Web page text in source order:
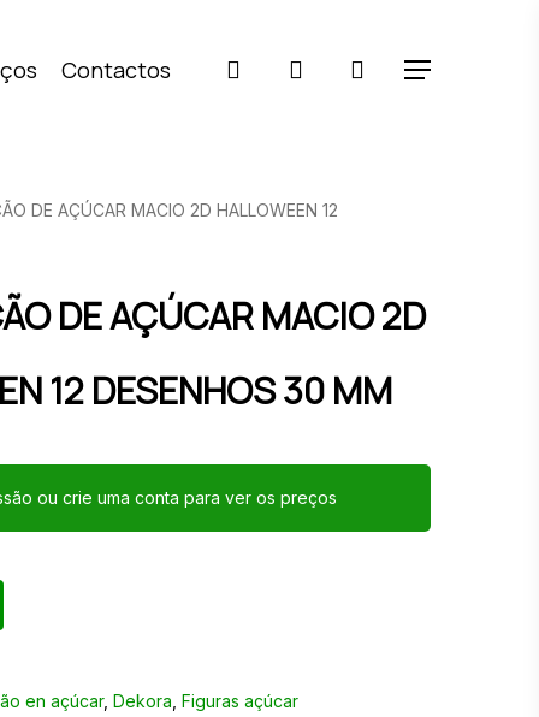
Contactos pesquisaraccount Menu
DE AÇÚCAR MACIO 2D HALLOWEEN 12
DE AÇÚCAR MACIO 2D
12 DESENHOS 30 MM
ou crie uma conta para ver os preços
en açúcar,Dekora ,Figuras açúcar